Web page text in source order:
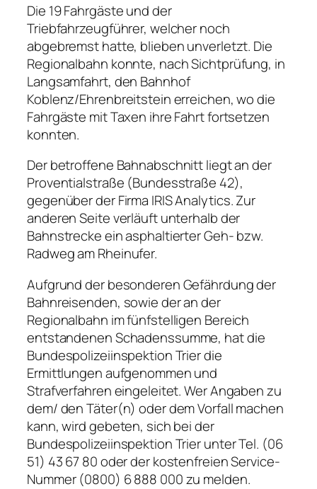
Die 19 Fahrgäste und der
Triebfahrzeugführer, welcher noch
abgebremst hatte, blieben unverletzt. Die
Regionalbahn konnte, nach Sichtprüfung, in
Langsamfahrt, den Bahnhof
Koblenz/Ehrenbreitstein erreichen, wo die
Fahrgäste mit Taxen ihre Fahrt fortsetzen
konnten.
Der betroffene Bahnabschnitt liegt an der
Proventialstraße (Bundesstraße 42),
gegenüber der Firma IRIS Analytics. Zur
anderen Seite verläuft unterhalb der
Bahnstrecke ein asphaltierter Geh- bzw.
Radweg am Rheinufer.
Aufgrund der besonderen Gefährdung der
Bahnreisenden, sowie der an der
Regionalbahn im fünfstelligen Bereich
entstandenen Schadenssumme, hat die
Bundespolizeiinspektion Trier die
Ermittlungen aufgenommen und
Strafverfahren eingeleitet. Wer Angaben zu
dem/ den Täter(n) oder dem Vorfall machen
kann, wird gebeten, sich bei der
Bundespolizeiinspektion Trier unter Tel. (06
51) 43 67 80 oder der kostenfreien Service-
Nummer (0800) 6 888 000 zu melden.